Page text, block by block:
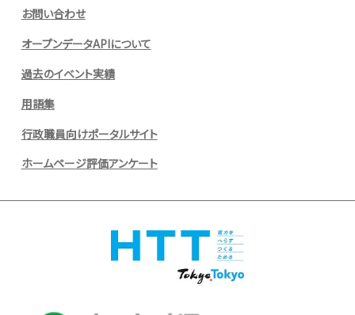
お問い合わせ
オープンデータAPIについて
過去のイベント実績
用語集
行政職員向けポータルサイト
ホームページ評価アンケート